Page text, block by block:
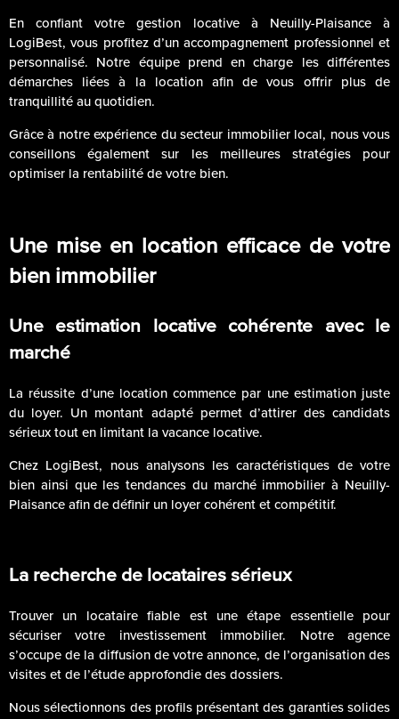
En confiant votre gestion locative à Neuilly-Plaisance à
LogiBest, vous profitez d’un accompagnement professionnel et
personnalisé. Notre équipe prend en charge les différentes
démarches liées à la location afin de vous offrir plus de
tranquillité au quotidien.
Grâce à notre expérience du secteur immobilier local, nous vous
conseillons également sur les meilleures stratégies pour
optimiser la rentabilité de votre bien.
Une mise en location efficace de votre
bien immobilier
Une estimation locative cohérente avec le
marché
La réussite d’une location commence par une estimation juste
du loyer. Un montant adapté permet d’attirer des candidats
sérieux tout en limitant la vacance locative.
Chez LogiBest, nous analysons les caractéristiques de votre
bien ainsi que les tendances du marché immobilier à Neuilly-
Plaisance afin de définir un loyer cohérent et compétitif.
La recherche de locataires sérieux
Trouver un locataire fiable est une étape essentielle pour
sécuriser votre investissement immobilier. Notre agence
s’occupe de la diffusion de votre annonce, de l’organisation des
visites et de l’étude approfondie des dossiers.
Nous sélectionnons des profils présentant des garanties solides